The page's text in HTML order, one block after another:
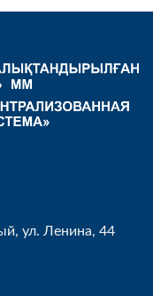
ул. Ленина, 44